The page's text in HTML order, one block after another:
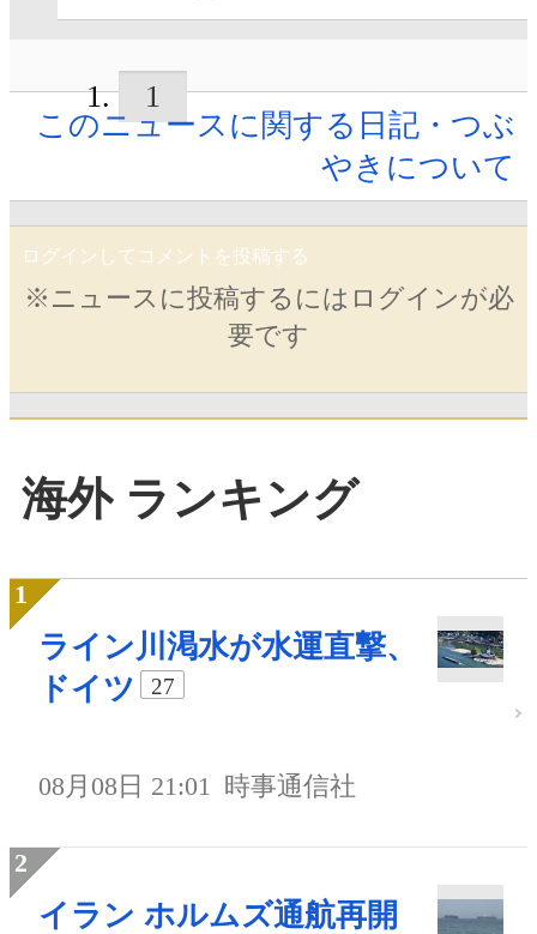
1
このニュースに関する日記・つぶ
やきについて
ログインしてコメントを投稿する
※ニュースに投稿するにはログインが必
要です
海外 ランキング
ライン川渇水が水運直撃、
ドイツ
27
08月08日 21:01 時事通信社
イラン ホルムズ通航再開